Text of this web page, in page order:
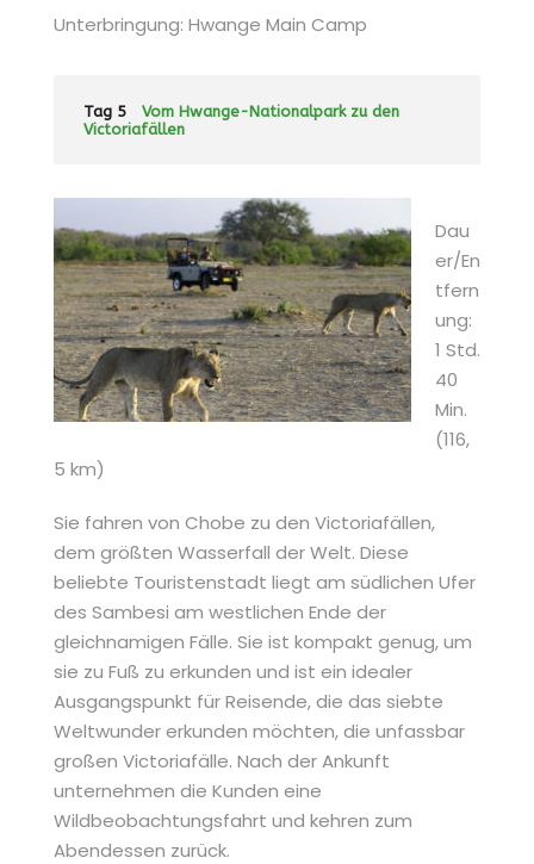
Unterbringung: Hwange Main Camp
Tag 5
Vom Hwange-Nationalpark zu den
Victoriafällen
Dau
er/En
tfern
ung:
1 Std.
40
Min.
(116,
5 km)
Sie fahren von Chobe zu den Victoriafällen,
dem größten Wasserfall der Welt. Diese
beliebte Touristenstadt liegt am südlichen Ufer
des Sambesi am westlichen Ende der
gleichnamigen Fälle. Sie ist kompakt genug, um
sie zu Fuß zu erkunden und ist ein idealer
Ausgangspunkt für Reisende, die das siebte
Weltwunder erkunden möchten, die unfassbar
großen Victoriafälle. Nach der Ankunft
unternehmen die Kunden eine
Wildbeobachtungsfahrt und kehren zum
Abendessen zurück.